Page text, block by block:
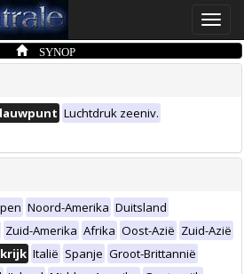
Toggle
SYNOP
Luchtdruk zeeniv.
Noord-Amerika Duitsland
Zuid-Amerika Afrika Oost-Azië Zuid-Azië
Italië Spanje Groot-Brittannië